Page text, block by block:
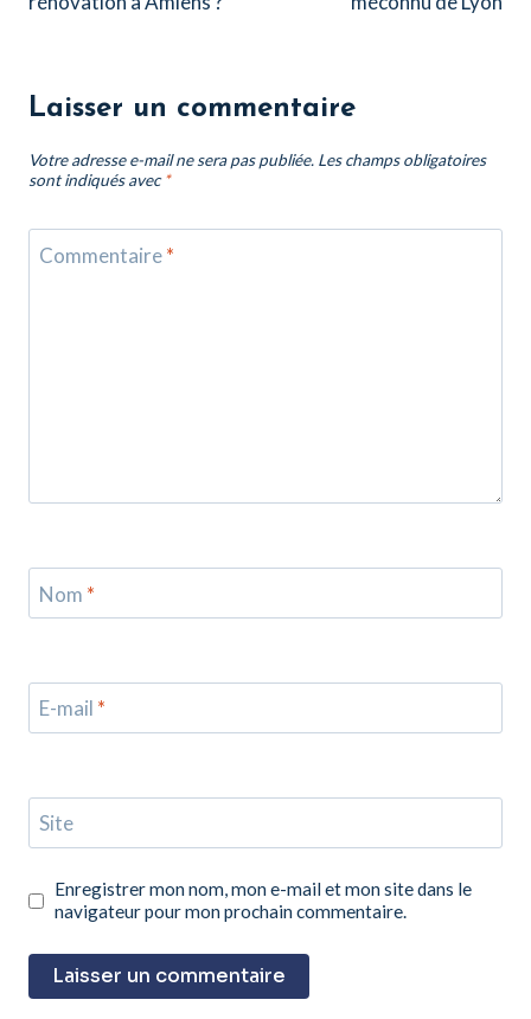
Laisser un commentaire
Votre adresse e-mail ne sera pas publiée. Les champs obligatoires
sont indiqués avec*
Commentaire*
Nom *
E-mail *
Site
Enregistrer mon nom, mon e-mail et mon site dans le
navigateur pour mon prochain commentaire.